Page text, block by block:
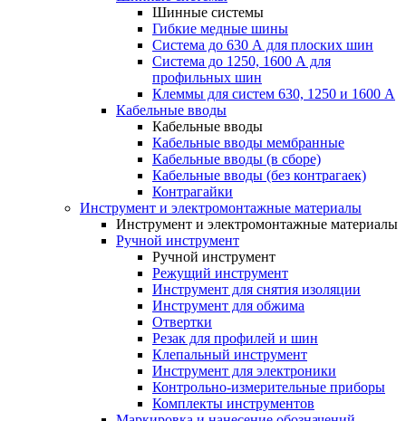
Шинные системы
Гибкие медные шины
Система до 630 А для плоских шин
Система до 1250, 1600 А для
профильных шин
Клеммы для систем 630, 1250 и 1600 А
Кабельные вводы
Кабельные вводы
Кабельные вводы мембранные
Кабельные вводы (в сборе)
Кабельные вводы (без контрагаек)
Контрагайки
Инструмент и электромонтажные материалы
Инструмент и электромонтажные материалы
Ручной инструмент
Ручной инструмент
Режущий инструмент
Инструмент для снятия изоляции
Инструмент для обжима
Отвертки
Резак для профилей и шин
Клепальный инструмент
Инструмент для электроники
Контрольно-измерительные приборы
Комплекты инструментов